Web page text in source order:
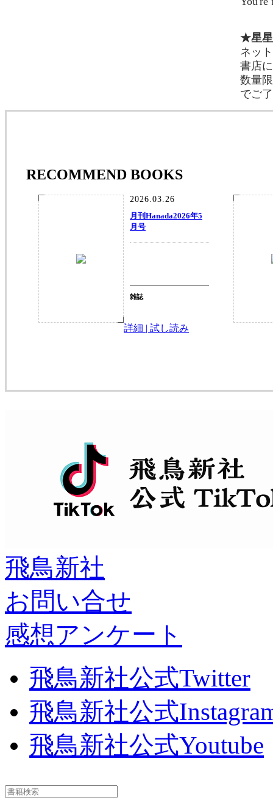
★星星
ネッ
書店
数量
でご
RECOMMEND BOOKS
2026.03.26
月刊Hanada2026年5
月号
雑誌
詳細 | 試し読み
飛鳥新社
お問い合せ
感想アンケート
飛鳥新社公式Twitter
飛鳥新社公式
飛鳥新社公式Youtube